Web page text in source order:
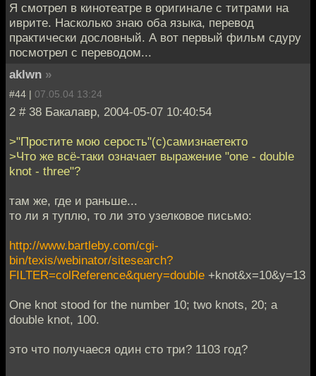
Я смотрел в кинотеатре в оригинале с титрами на
иврите. Насколько знаю оба языка, перевод
практически дословный. А вот первый фильм сдуру
посмотрел с переводом...
aklwn »
#44 | 07.05.04 13:24
2 # 38 Бакалавр, 2004-05-07 10:40:54
>"Простите мою серость"(с)самизнаетекто
>Что же всё-таки означает выражение "one - double
knot - three"?
там же, где и раньше...
то ли я туплю, то ли это узелковое письмо:
http://www.bartleby.com/cgi-
bin/texis/webinator/sitesearch?
FILTER=colReference&query=double +knot&x=10&y=13
One knot stood for the number 10; two knots, 20; a
double knot, 100.
это что получаеся один сто три? 1103 год?